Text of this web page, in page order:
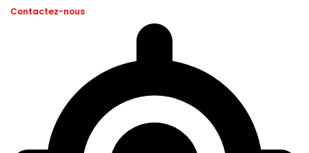
Contactez-nous